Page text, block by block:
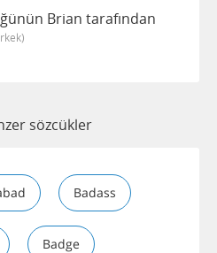
Brian tarafından
sözcükler
Badass
Badge